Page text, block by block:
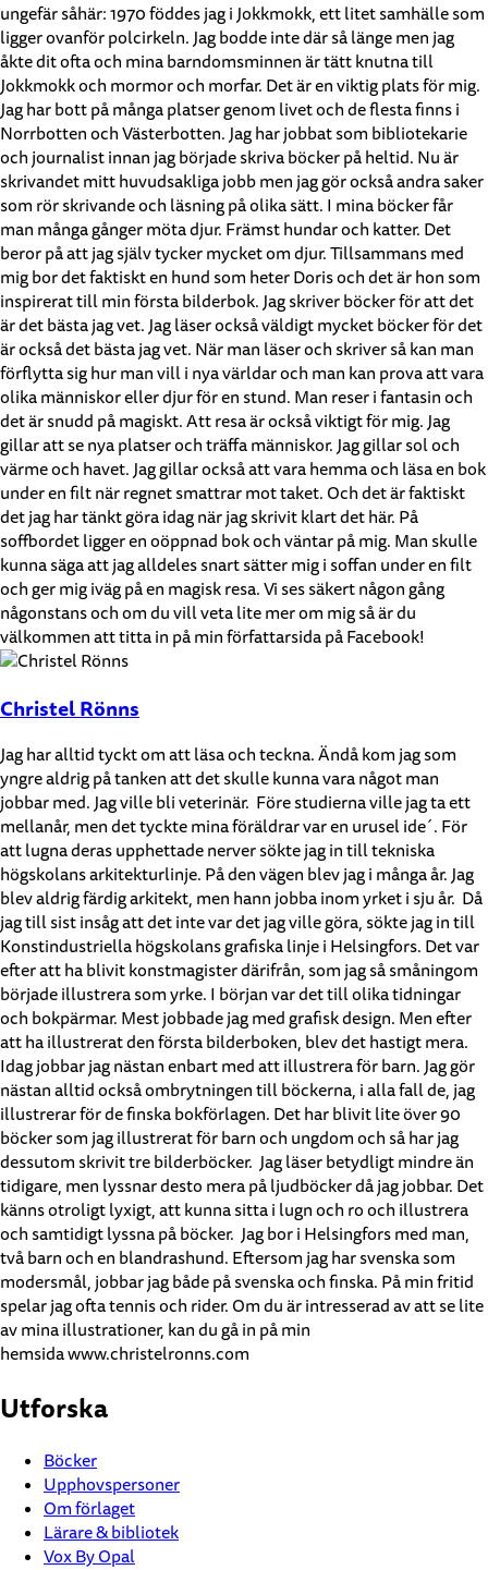
ungefär såhär: 1970 föddes jag i Jokkmokk, ett litet samhälle som
ligger ovanför polcirkeln. Jag bodde inte där så länge men jag
åkte dit ofta och mina barndomsminnen är tätt knutna till
Jokkmokk och mormor och morfar. Det är en viktig plats för mig.
Jag har bott på många platser genom livet och de flesta finns i
Norrbotten och Västerbotten. Jag har jobbat som bibliotekarie
och journalist innan jag började skriva böcker på heltid. Nu är
skrivandet mitt huvudsakliga jobb men jag gör också andra saker
som rör skrivande och läsning på olika sätt. I mina böcker får
man många gånger möta djur. Främst hundar och katter. Det
beror på att jag själv tycker mycket om djur. Tillsammans med
mig bor det faktiskt en hund som heter Doris och det är hon som
inspirerat till min första bilderbok. Jag skriver böcker för att det
är det bästa jag vet. Jag läser också väldigt mycket böcker för det
är också det bästa jag vet. När man läser och skriver så kan man
förflytta sig hur man vill i nya världar och man kan prova att vara
olika människor eller djur för en stund. Man reser i fantasin och
det är snudd på magiskt. Att resa är också viktigt för mig. Jag
gillar att se nya platser och träffa människor. Jag gillar sol och
värme och havet. Jag gillar också att vara hemma och läsa en bok
under en filt när regnet smattrar mot taket. Och det är faktiskt
det jag har tänkt göra idag när jag skrivit klart det här. På
soffbordet ligger en oöppnad bok och väntar på mig. Man skulle
kunna säga att jag alldeles snart sätter mig i soffan under en filt
och ger mig iväg på en magisk resa. Vi ses säkert någon gång
någonstans och om du vill veta lite mer om mig så är du
välkommen att titta in på min författarsida på Facebook!
Christel Rönns
Jag har alltid tyckt om att läsa och teckna. Ändå kom jag som
yngre aldrig på tanken att det skulle kunna vara något man
jobbar med. Jag ville bli veterinär. Före studierna ville jag ta ett
mellanår, men det tyckte mina föräldrar var en urusel ide´. För
att lugna deras upphettade nerver sökte jag in till tekniska
högskolans arkitekturlinje. På den vägen blev jag i många år. Jag
blev aldrig färdig arkitekt, men hann jobba inom yrket i sju år. Då
jag till sist insåg att det inte var det jag ville göra, sökte jag in till
Konstindustriella högskolans grafiska linje i Helsingfors. Det var
efter att ha blivit konstmagister därifrån, som jag så småningom
började illustrera som yrke. I början var det till olika tidningar
och bokpärmar. Mest jobbade jag med grafisk design. Men efter
att ha illustrerat den första bilderboken, blev det hastigt mera.
Idag jobbar jag nästan enbart med att illustrera för barn. Jag gör
nästan alltid också ombrytningen till böckerna, i alla fall de, jag
illustrerar för de finska bokförlagen. Det har blivit lite över 90
böcker som jag illustrerat för barn och ungdom och så har jag
dessutom skrivit tre bilderböcker. Jag läser betydligt mindre än
tidigare, men lyssnar desto mera på ljudböcker då jag jobbar. Det
känns otroligt lyxigt, att kunna sitta i lugn och ro och illustrera
och samtidigt lyssna på böcker. Jag bor i Helsingfors med man,
två barn och en blandrashund. Eftersom jag har svenska som
modersmål, jobbar jag både på svenska och finska. På min fritid
spelar jag ofta tennis och rider. Om du är intresserad av att se lite
av mina illustrationer, kan du gå in på min
hemsida www.christelronns.com
Utforska
Böcker
Upphovspersoner
Om förlaget
Lärare & bibliotek
Vox By Opal